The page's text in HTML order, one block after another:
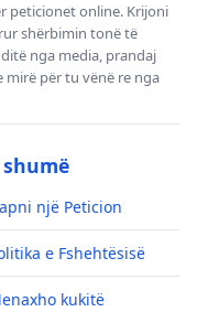
peticionet online. Krijoni
shërbimin tonë të
nga media, prandaj
mirë për tu vënë re nga
një Peticion
e Fshehtësisë
kukitë